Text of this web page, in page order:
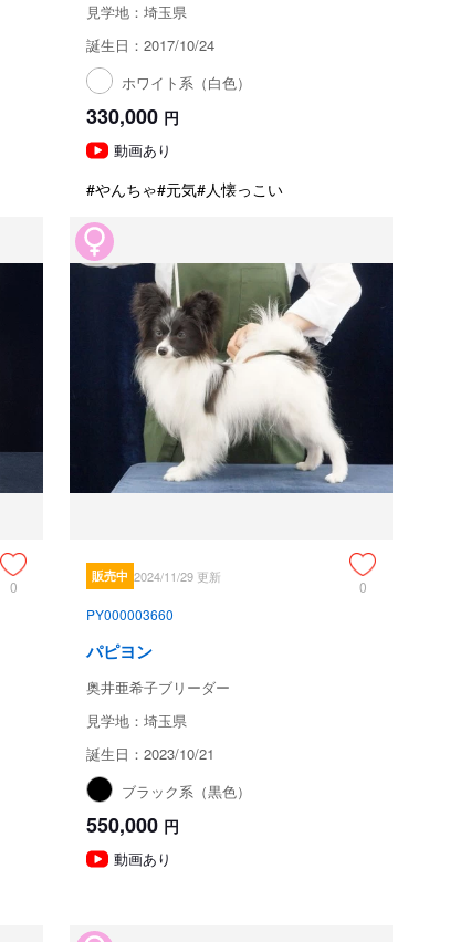
見学地：埼玉県
誕生日：2017/10/24
ホワイト系（白色）
330,000 円
動画あり
#やんちゃ#元気#人懐っこい
0
販売中 2024/11/29 更新
0
PY000003660
パピヨン
奥井亜希子ブリーダー
見学地：埼玉県
誕生日：2023/10/21
ブラック系（黒色）
550,000 円
動画あり